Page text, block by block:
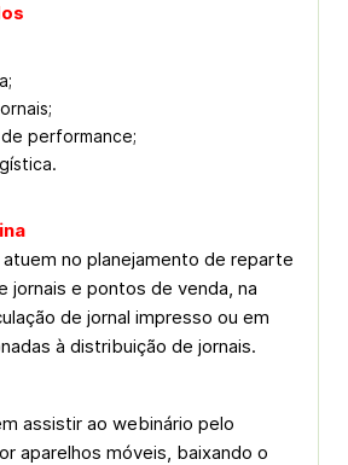
performance;
no planejamento de reparte
jornais e pontos de venda, na
de jornal impresso ou em
à distribuição de jornais.
assistir ao webinário pelo
aparelhos móveis, baixando o